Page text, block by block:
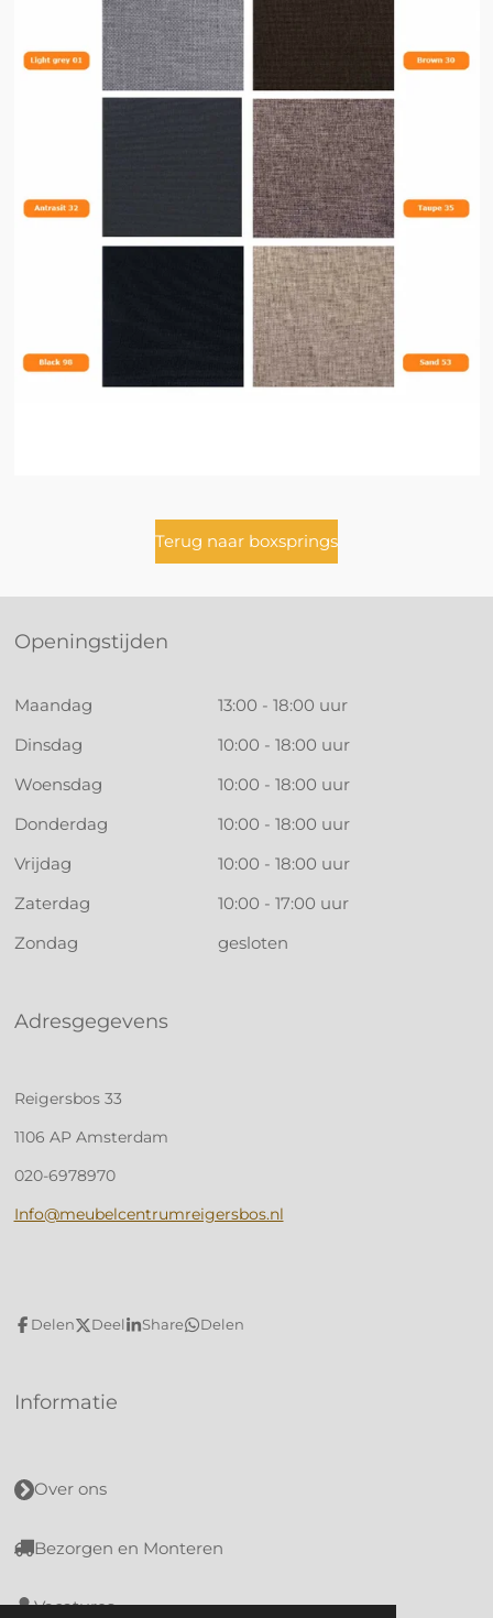
Terug naar boxsprings
Openingstijden
Maandag
13:00 - 18:00 uur
Dinsdag
10:00 - 18:00 uur
Woensdag
10:00 - 18:00 uur
Donderdag
10:00 - 18:00 uur
Vrijdag
10:00 - 18:00 uur
Zaterdag
10:00 - 17:00 uur
Zondag
gesloten
Adresgegevens
Reigersbos 33
1106 AP Amsterdam
020-6978970
Info@meubelcentrumreigersbos.nl
Delen Deel Share Delen
Informatie
Over ons
Bezorgen en Monteren
Vacatures